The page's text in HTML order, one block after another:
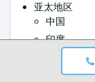
亚太地区
中国
印度
澳大利亚